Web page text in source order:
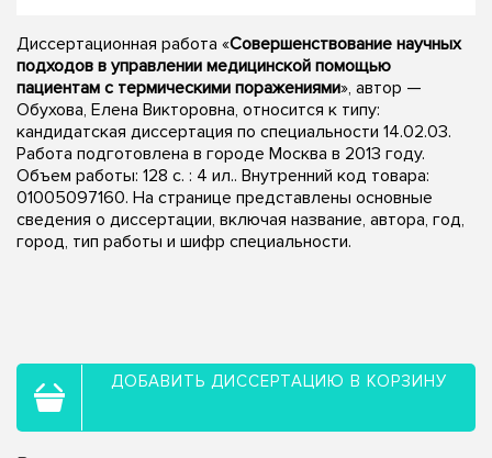
Диссертационная работа «Совершенствование научных
подходов в управлении медицинской помощью
пациентам с термическими поражениями», автор —
Обухова, Елена Викторовна, относится к типу:
кандидатская диссертация по специальности 14.02.03.
Работа подготовлена в городе Москва в 2013 году.
Объем работы: 128 с. : 4 ил.. Внутренний код товара:
01005097160. На странице представлены основные
сведения о диссертации, включая название, автора, год,
город, тип работы и шифр специальности.
ДОБАВИТЬ ДИССЕРТАЦИЮ В КОРЗИНУ